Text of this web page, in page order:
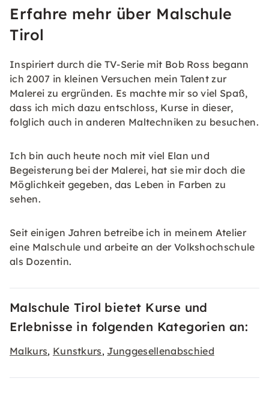
Erfahre mehr über Malschule
Tirol
Inspiriert durch die TV-Serie mit Bob Ross begann
ich 2007 in kleinen Versuchen mein Talent zur
Malerei zu ergründen. Es machte mir so viel Spaß,
dass ich mich dazu entschloss, Kurse in dieser,
folglich auch in anderen Maltechniken zu besuchen.
Ich bin auch heute noch mit viel Elan und
Begeisterung bei der Malerei, hat sie mir doch die
Möglichkeit gegeben, das Leben in Farben zu
sehen.
Seit einigen Jahren betreibe ich in meinem Atelier
eine Malschule und arbeite an der Volkshochschule
als Dozentin.
Malschule Tirol bietet Kurse und
Erlebnisse in folgenden Kategorien an:
Malkurs, Kunstkurs, Junggesellenabschied